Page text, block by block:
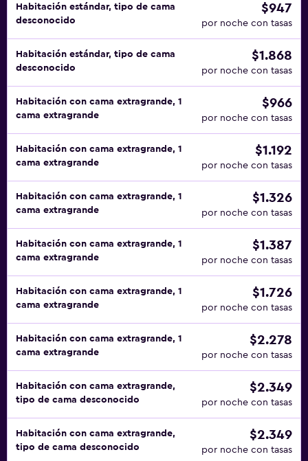
Habitación estándar, tipo de cama
desconocido
$947
por noche con tasas
Habitación estándar, tipo de cama
desconocido
$1.868
por noche con tasas
Habitación con cama extragrande, 1
cama extragrande
$966
por noche con tasas
Habitación con cama extragrande, 1
cama extragrande
$1.192
por noche con tasas
Habitación con cama extragrande, 1
cama extragrande
$1.326
por noche con tasas
Habitación con cama extragrande, 1
cama extragrande
$1.387
por noche con tasas
Habitación con cama extragrande, 1
cama extragrande
$1.726
por noche con tasas
Habitación con cama extragrande, 1
cama extragrande
$2.278
por noche con tasas
Habitación con cama extragrande,
tipo de cama desconocido
$2.349
por noche con tasas
Habitación con cama extragrande,
tipo de cama desconocido
$2.349
por noche con tasas